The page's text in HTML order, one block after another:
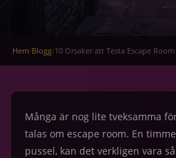
Hem/Blogg/10 Orsaker att Testa Escape Room
Många är nog lite tveksamma
talas om escape room. En
pussel, kan det verkligen vara